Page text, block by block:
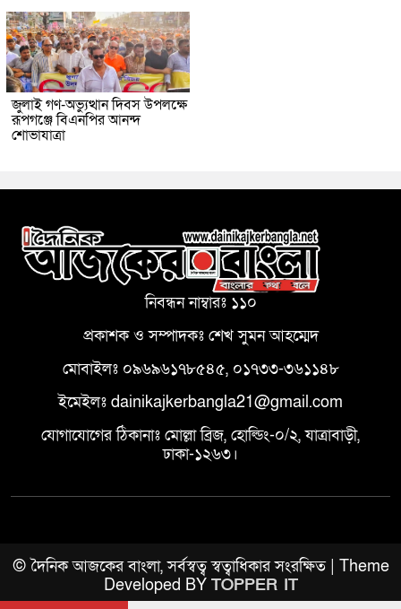
জুলাই গণ-অভ্যুত্থান দিবস উপলক্ষে
রূপগঞ্জে বিএনপির আনন্দ
শোভাযাত্রা
নিবন্ধন নাম্বারঃ ১১০
প্রকাশক ও সম্পাদকঃ শেখ সুমন আহম্মেদ
মোবাইলঃ ০৯৬৯৬১৭৮৫৪৫, ০১৭৩৩-৩৬১১৪৮
ইমেইলঃ dainikajkerbangla21@gmail.com
যোগাযোগের ঠিকানাঃ মোল্লা ব্রিজ, হোল্ডিং-০/২, যাত্রাবাড়ী,
ঢাকা-১২৬৩।
© দৈনিক আজকের বাংলা, সর্বস্বত্ব স্বত্বাধিকার সংরক্ষিত | Theme
Developed BY TOPPER IT